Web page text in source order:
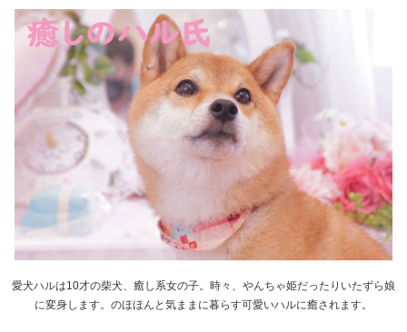
愛犬ハルは10才の柴犬、癒し系女の子。時々、やんちゃ姫だったりいたずら娘
に変身します。のほほんと気ままに暮らす可愛いハルに癒されます。